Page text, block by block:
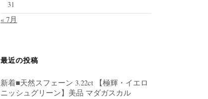
31
« 7月
最近の投稿
新着■天然スフェーン 3.22ct 【極輝・イエロ
ニッシュグリーン】美品 マダガスカル